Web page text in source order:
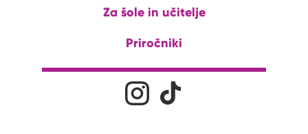
Za šole in učitelje
Priročniki
Družabna omrežja